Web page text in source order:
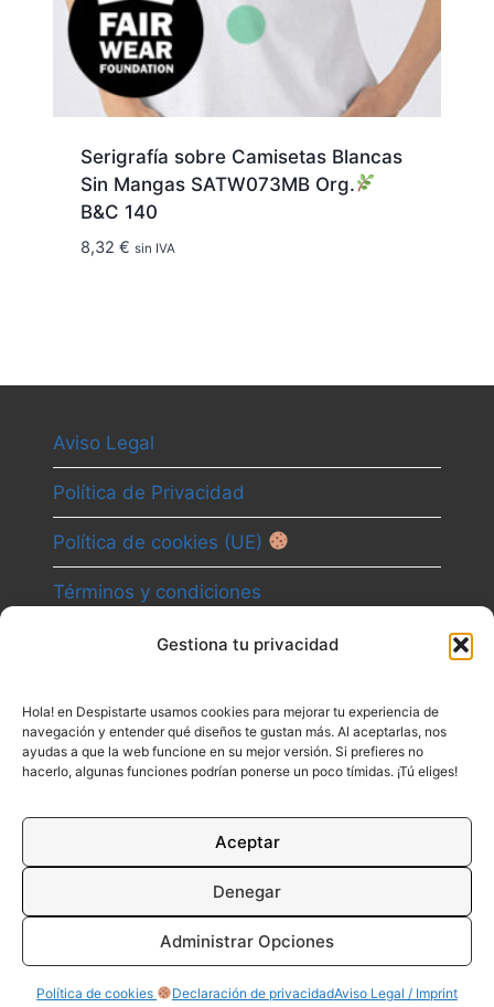
Gestiona tu privacidad
Hola! en Despistarte usamos cookies para mejorar tu experiencia de
navegación y entender qué diseños te gustan más. Al aceptarlas, nos
ayudas a que la web funcione en su mejor versión. Si prefieres no
hacerlo, algunas funciones podrían ponerse un poco tímidas. ¡Tú eliges!
Aceptar
Denegar
Administrar Opciones
Política de cookies Declaración de privacidadAviso Legal / Imprint
Serigrafía sobre Camisetas Blancas
Sin Mangas SATW073MB Org.
B&C 140
8,32 € sin IVA
Aviso Legal
Política de Privacidad
Política de cookies (UE)
Términos y condiciones
Canal
Contacto
© 2026 DESPISTARTE